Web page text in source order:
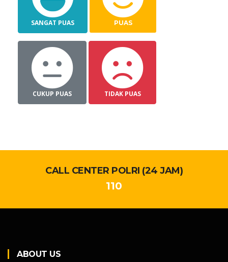
SANGAT PUAS PUAS
CUKUP PUAS TIDAK PUAS
CALL CENTER POLRI (24 JAM)
110
ABOUT US